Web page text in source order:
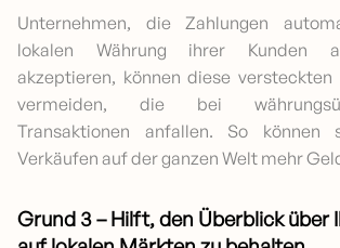
Unternehmen, die Zahlungen
lokalen Währung ihrer Kunden
akzeptieren, können diese versteckten
vermeiden, die bei
Transaktionen anfallen. So
Verkäufen auf der ganzen Welt mehr
Grund 3 – Hilft, den Überblick über